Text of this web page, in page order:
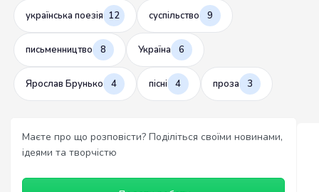
українська поезія 12 суспільство 9
письменництво 8 Україна 6
Ярослав Брунько 4 пісні 4 проза 3
Маєте про що розповісти? Поділіться своїми новинами,
ідеями та творчістю